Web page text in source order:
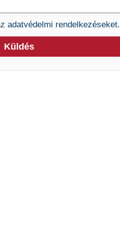
adatvédelmi rendelkezéseket.
Küldés